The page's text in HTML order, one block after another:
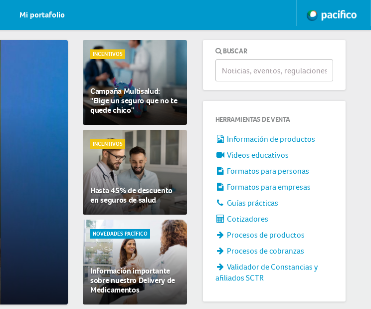
Mi portafolio
INCENTIVOS
Campaña Multisalud:
"Elige un seguro que no te
quede chico"
INCENTIVOS
Hasta 45% de descuento
en seguros de salud
NOVEDADES PACÍFICO
Información importante
sobre nuestro Delivery de
Medicamentos
BUSCAR
HERRAMIENTAS DE VENTA
Información de productos
Videos educativos
Formatos para personas
Formatos para empresas
Guías prácticas
Cotizadores
Procesos de productos
Procesos de cobranzas
Validador de Constancias y
afiliados SCTR